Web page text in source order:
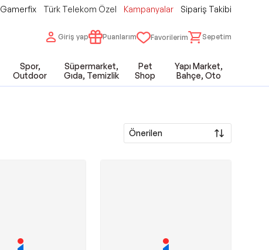
Gamerfix Türk Telekom Özel Kampanyalar Sipariş Takibi
Giriş yap Puanlarım Favorilerim Sepetim
Spor,
Outdoor
Süpermarket,
Gıda, Temizlik
Pet
Shop
Yapı Market,
Bahçe, Oto
Önerilen